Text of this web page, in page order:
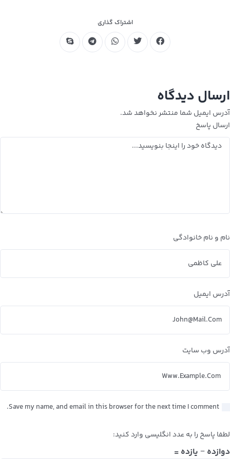
اشتراک گذاری
ارسال دیدگاه
آدرس ایمیل شما منتشر نخواهد شد.
ارسال پاسخ
نام و نام خانوادگی
آدرس ایمیل
آدرس وب سایت
Save my name, and email in this browser for the next time I comment.
لطفا پاسخ را به عدد انگلیسی وارد کنید:
دوازده − یازده =